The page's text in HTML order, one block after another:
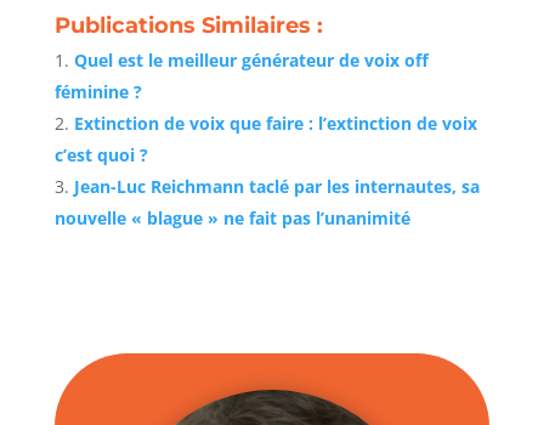
Publications Similaires :
Quel est le meilleur générateur de voix off
féminine ?
Extinction de voix que faire : l’extinction de voix
c’est quoi ?
Jean-Luc Reichmann taclé par les internautes, sa
nouvelle « blague » ne fait pas l’unanimité